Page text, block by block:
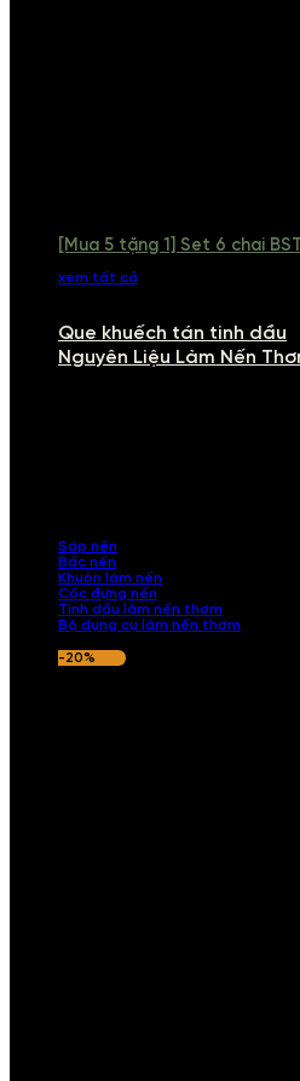
[Mua 5 tặng 1] Set 6 chai
xem tất cả
Que khuếch tán tinh dầu
Nguyên Liệu Làm Nến
Sáp nến
Bấc nến
Khuôn làm nến
Cốc đựng nến
Tinh dầu làm nến thơm
Bộ dụng cụ làm nến thơm
-20%